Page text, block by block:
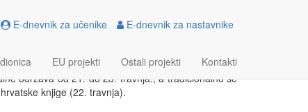
E-dnevnik za učenike E-dnevnik za nastavnike
EU projekti Ostali projekti Kontakti
održava od 21. do 23. travnja., a tradicionalno se
knjige (22. travnja).